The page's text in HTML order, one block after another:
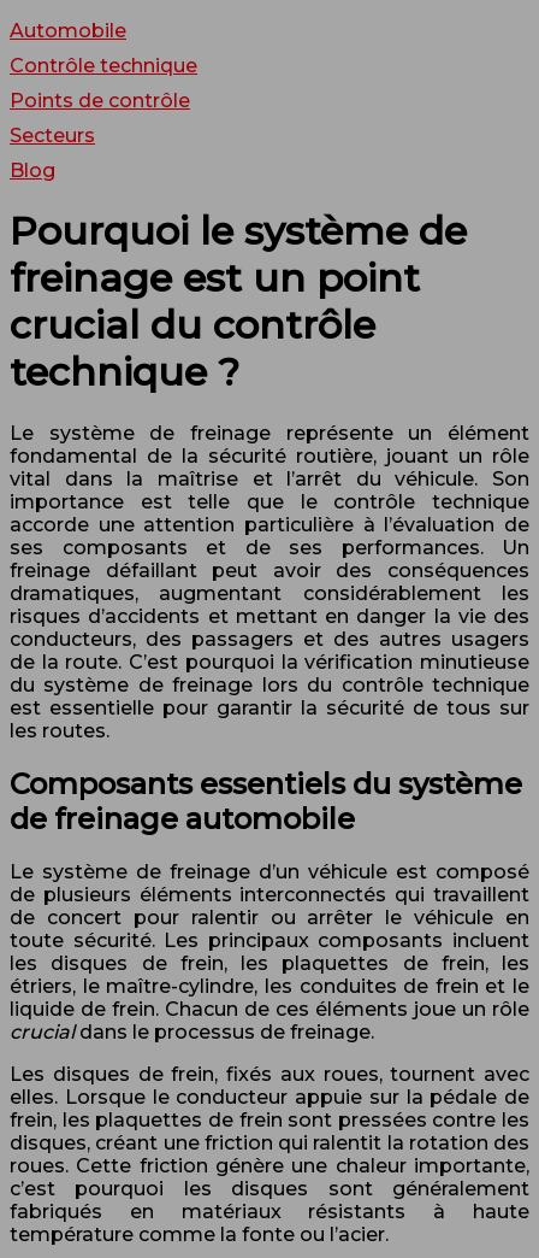
Automobile
Contrôle technique
Points de contrôle
Secteurs
Blog
Pourquoi le système de
freinage est un point
crucial du contrôle
technique ?
Le système de freinage représente un élément
fondamental de la sécurité routière, jouant un rôle
vital dans la maîtrise et l’arrêt du véhicule. Son
importance est telle que le contrôle technique
accorde une attention particulière à l’évaluation de
ses composants et de ses performances. Un
freinage défaillant peut avoir des conséquences
dramatiques, augmentant considérablement les
risques d’accidents et mettant en danger la vie des
conducteurs, des passagers et des autres usagers
de la route. C’est pourquoi la vérification minutieuse
du système de freinage lors du contrôle technique
est essentielle pour garantir la sécurité de tous sur
les routes.
Composants essentiels du système
de freinage automobile
Le système de freinage d’un véhicule est composé
de plusieurs éléments interconnectés qui travaillent
de concert pour ralentir ou arrêter le véhicule en
toute sécurité. Les principaux composants incluent
les disques de frein, les plaquettes de frein, les
étriers, le maître-cylindre, les conduites de frein et le
liquide de frein. Chacun de ces éléments joue un rôle
crucialdans le processus de freinage.
Les disques de frein, fixés aux roues, tournent avec
elles. Lorsque le conducteur appuie sur la pédale de
frein, les plaquettes de frein sont pressées contre les
disques, créant une friction qui ralentit la rotation des
roues. Cette friction génère une chaleur importante,
c’est pourquoi les disques sont généralement
fabriqués en matériaux résistants à haute
température comme la fonte ou l’acier.